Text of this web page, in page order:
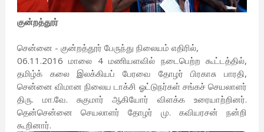
குன்றத்தூர்
சென்னை - குன்றத்தூர் பேருந்து நிலையம் எதிரில்,
06.11.2016 மாலை 4 மணியளவில் நடைபெற்ற கூட்டத்தில்,
தமிழ்க் கலை இலக்கியப் பேரவை தோழர் பிரகாசு பாரதி,
சென்னை விமான நிலைய டாக்சி ஓட்டுநர்கள் சங்கச் செயலாளர்
திரு. மா.வே. சுகுமார் ஆகியோர் விளக்க உரையாற்றினர்.
தென்சென்னை செயலாளர் தோழர் மு. கவியரசன் நன்றி
கூறினார்.